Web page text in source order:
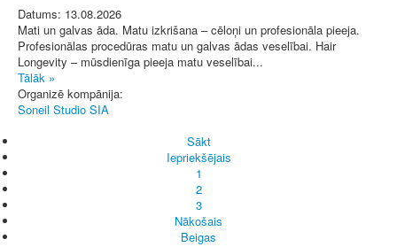
Datums: 13.08.2026
Mati un galvas āda. Matu izkrišana – cēloņi un profesionāla pieeja.
Profesionālas procedūras matu un galvas ādas veselībai. Hair
Longevity – mūsdienīga pieeja matu veselībai...
Tālāk »
Organizē kompānija:
Soneil Studio SIA
Sākt
Iepriekšējais
1
2
3
Nākošais
Beigas